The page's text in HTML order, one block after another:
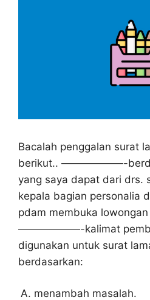
Bacalah penggalan surat
berikut.. ——————-
yang saya dapat dari drs.
kepala bagian personalia
pdam membuka
——————-kalimat
digunakan untuk surat
berdasarkan:
menambah masalah.